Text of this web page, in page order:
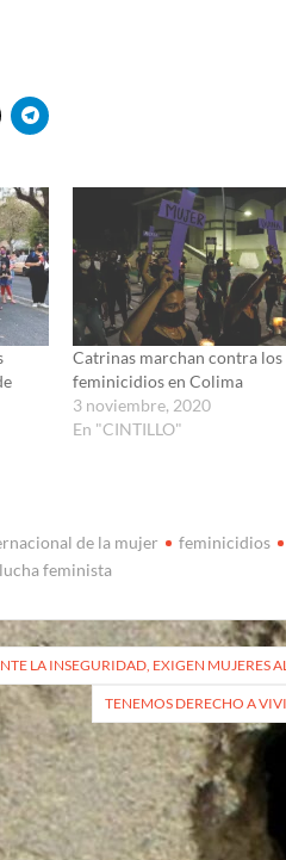
Catrinas marchan contra los
feminicidios en Colima
3 noviembre, 2020
En "CINTILLO"
de la mujer feminicidios
lucha feminista
LA INSEGURIDAD, EXIGEN MUJERES
TENEMOS DERECHO A